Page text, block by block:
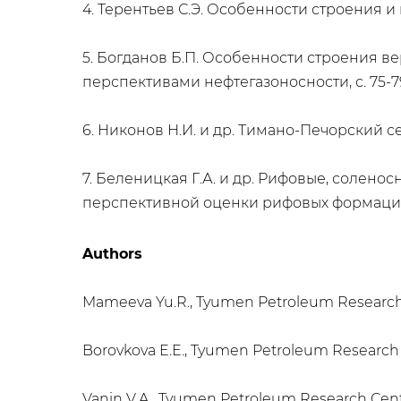
4. Терентьев С.Э. Особенности строения
5. Богданов Б.П. Особенности строения
перспективами нефтегазоносности, с. 75-
6. Никонов Н.И. и др. Тимано-Печорский
7. Беленицкая Г.А. и др. Рифовые,
перспективной оценки рифовых
Authors
Mameeva Yu.R., Tyumen Petroleum
Borovkova E.E., Tyumen Petroleum